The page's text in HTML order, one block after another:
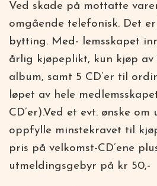
Ved skade på mottatte
omgående telefonisk. Det
bytting. Med- lemsskapet
årlig kjøpeplikt, kun kjøp av
album, samt 5 CD’er til
løpet av hele
CD’er).Ved et evt. ønske
oppfylle minstekravet til
pris på velkomst-CD’ene
utmeldingsgebyr på kr 50,-